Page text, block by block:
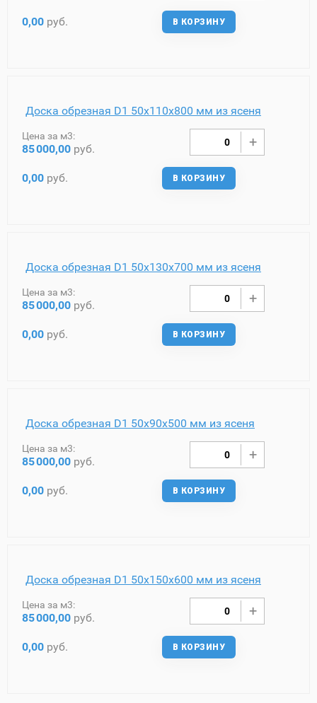
0,00 руб. В КОРЗИНУ
Доска обрезная D1 50х110х800 мм из ясеня
Цена за м3:
85000,00 руб.
0,00 руб. В КОРЗИНУ
Доска обрезная D1 50х130х700 мм из ясеня
Цена за м3:
85000,00 руб.
0,00 руб. В КОРЗИНУ
Доска обрезная D1 50х90х500 мм из ясеня
Цена за м3:
85000,00 руб.
0,00 руб. В КОРЗИНУ
Доска обрезная D1 50х150х600 мм из ясеня
Цена за м3:
85000,00 руб.
0,00 руб. В КОРЗИНУ